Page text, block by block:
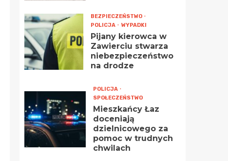
BEZPIECZEŃSTWO
POLICJA
WYPADKI
Pijany kierowca w
Zawierciu stwarza
niebezpieczeństwo
na drodze
POLICJA
SPOŁECZEŃSTWO
Mieszkańcy Łaz
doceniają
dzielnicowego za
pomoc w trudnych
chwilach